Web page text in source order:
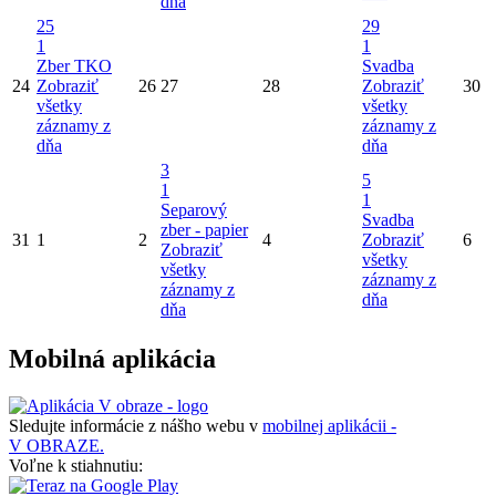
24
25
1
Zber TKO
Zobraziť
všetky
záznamy z
dňa
26 27 28
29
1
Svadba
Zobraziť
všetky
záznamy z
dňa
30
31 1 2
3
1
Separový
zber - papier
Zobraziť
všetky
záznamy z
dňa
4
5
1
Svadba
Zobraziť
všetky
záznamy z
dňa
6
Mobilná aplikácia
Sledujte informácie z nášho webu v mobilnej aplikácii -
V OBRAZE.
Voľne k stiahnutiu: